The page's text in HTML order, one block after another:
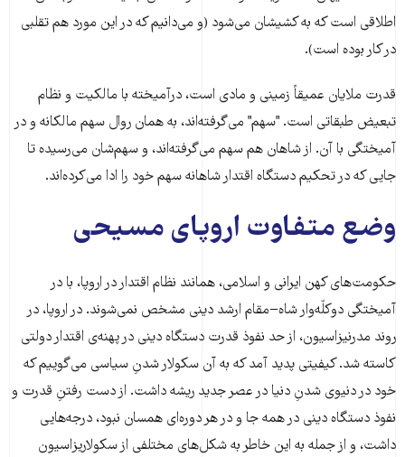
اطلاقی است که به کشیشان می‌شود (و می‌دانیم که در این مورد هم تقلبی
در کار بوده است).
قدرت ملایان عمیقاً زمینی و مادی است، درآمیخته با مالکیت و نظام
تبعیض طبقاتی است. "سهم" می‌گرفته‌اند، به همان روال سهم مالکانه و در
آمیختگی با آن. از شاهان هم سهم می‌گرفته‌اند، و سهم‌شان می‌رسیده تا
جایی که در تحکیم دستگاه اقتدار شاهانه سهم خود را ادا می‌کرده‌اند.
وضع متفاوت اروپای مسیحی
حکومت‌های کهن ایرانی و اسلامی، همانند نظام اقتدار در اروپا، با در
آمیختگی دوکلّه‌وار شاه−مقام ارشد دینی مشخص نمی‌شوند. در اروپا، در
روند مدرنیزاسیون، از حد نفوذ قدرت دستگاه دینی در پهنه‌ی اقتدار دولتی
کاسته شد. کیفیتی پدید آمد که به آن سکولار شدنِ سیاسی می‌گوییم که
خود در دنیوی شدنِ دنیا در عصر جدید ریشه داشت. از دست رفتنِ قدرت و
نفوذ دستگاه دینی در همه جا و در هر دوره‌ای همسان نبود، درجه‌هایی
داشت، و از جمله به این خاطر به شکل‌های مختلفی از سکولاریزاسیون